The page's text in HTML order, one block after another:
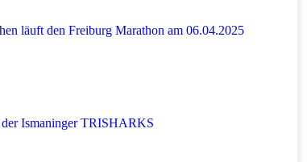
läuft den Freiburg Marathon am 06.04.2025
Ismaninger TRISHARKS